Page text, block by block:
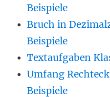
Beispiele
Bruch in
Beispiele
Textaufgaben
Umfang
Beispiele